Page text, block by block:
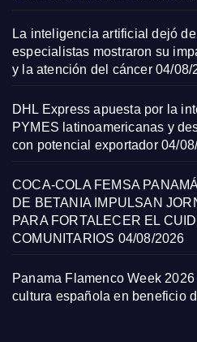
La inteligencia artificial dejó
especialistas mostraron su
y la atención del cáncer 04/08/
DHL Express apuesta por la
PYMES latinoamericanas y
con potencial exportador 04/
COCA-COLA FEMSA
DE BETANIA IMPULSAN
PARA FORTALECER EL
COMUNITARIOS 04/08/2026
Panama Flamenco Week
cultura española en beneficio